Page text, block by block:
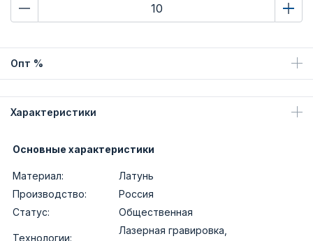
Опт %
Характеристики
Основные характеристики
Материал:
Латунь
Производство:
Россия
Статус:
Общественная
Технологии:
Лазерная гравировка,